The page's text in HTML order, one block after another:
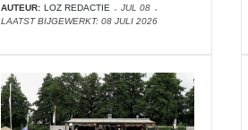
AUTEUR: LOZ REDACTIE
JUL 08
LAATST BIJGEWERKT: 08 JULI 2026